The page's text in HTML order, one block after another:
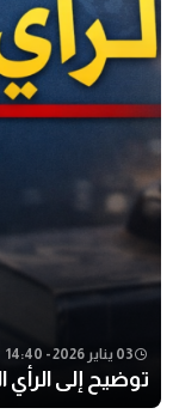
03 يناير 2026 - 14:40
توضيح إلى الرأي